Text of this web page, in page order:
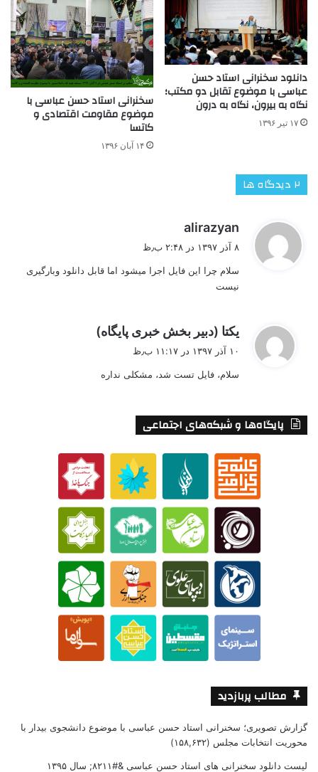
دانلود سخنرانی استاد حسن
عباسی با موضوع تقابل دو مکتب؛
نگاه به بیرون، نگاه به درون
۱۷ تیر ۱۳۹۶
سخنرانی استاد حسن عباسی با
موضوع مقاومت اقتصادی و
کاتسا
۱۴ آبان ۱۳۹۶
‫۲ دیدگاه ها
alirazyan
:
۸ آذر ۱۳۹۷ در ۲:۴۸ ب٫ظ
سلام چرا این فایل اجرا میشود اما قابل دانلود وبارگیری
نیست
یکتا (دبیر بخش خبری پایگاه)
۱۰ آذر ۱۳۹۷ در ۱۱:۱۷ ب٫ظ
سلام، فایل تست شد، مشکلی نداره
پایگاه‌ها و شبکه‌های اجتماعی
مطالب پربازدید
گزارش تصویری؛ سخنرانی استاد حسن عباسی با موضوع دانشجوی بیدار با
محوریت انتخابات مجلس (۱۵۸,۶۳۲)
لیست دانلود سخنرانی های استاد حسن عباسی &#۸۲۱۱; سال ۱۳۹۵